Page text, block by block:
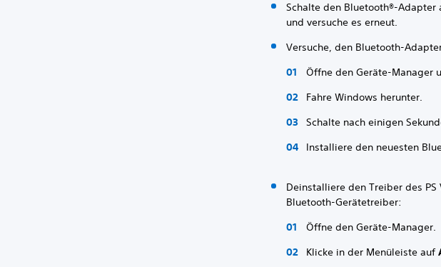
Schalte den Bluetooth®-
und versuche es erneut.
Versuche, den Bluetooth-
Öffne den Geräte-Manager
Fahre Windows herunter.
Schalte nach einigen
Installiere den neuesten
Deinstalliere den Treiber des
Bluetooth-Gerätetreiber:
Öffne den Geräte-Manager.
Klicke in der Menüleiste auf